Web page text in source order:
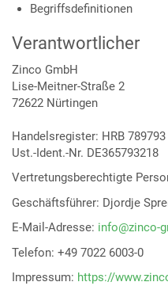
Begriffsdefinitionen
Verantwortlicher
Zinco GmbH
Lise-Meitner-Straße 2
72622 Nürtingen
Handelsregister: HRB
Ust.-Ident.-Nr. DE365793218
Vertretungsberechtigte
Geschäftsführer: Djordje
E-Mail-Adresse: info@zinco-
Telefon: +49 7022 6003-0
Impressum: https://